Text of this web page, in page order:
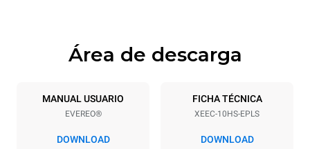
Especificaciones de la bandeja
10 460x330
Distancia entre bandejas
Área de descarga
MANUAL USUARIO
EVEREO®
DOWNLOAD
FICHA TÉCNICA
XEEC-10HS-EPLS
DOWNLOAD